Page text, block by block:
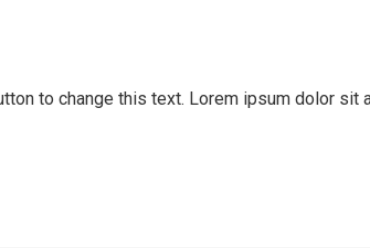
to change this text. Lorem ipsum dolor